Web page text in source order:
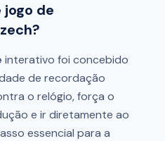
de
interativo foi concebido
de recordação
o relógio, força o
e ir diretamente ao
essencial para a